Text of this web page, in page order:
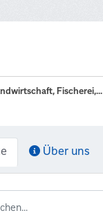
Fischerei,...
Über uns